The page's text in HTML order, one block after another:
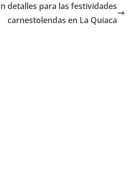
detalles para las festividades
carnestolendas en La Quiaca